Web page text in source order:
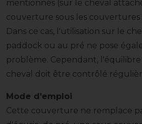
mentionnés (sur le cheval
couverture sous les
Dans ce cas, l'utilisation sur le
paddock ou au pré ne pose
problème. Cependant,
cheval doit être contrôlé
Mode d'emploi
Cette couverture ne remplace